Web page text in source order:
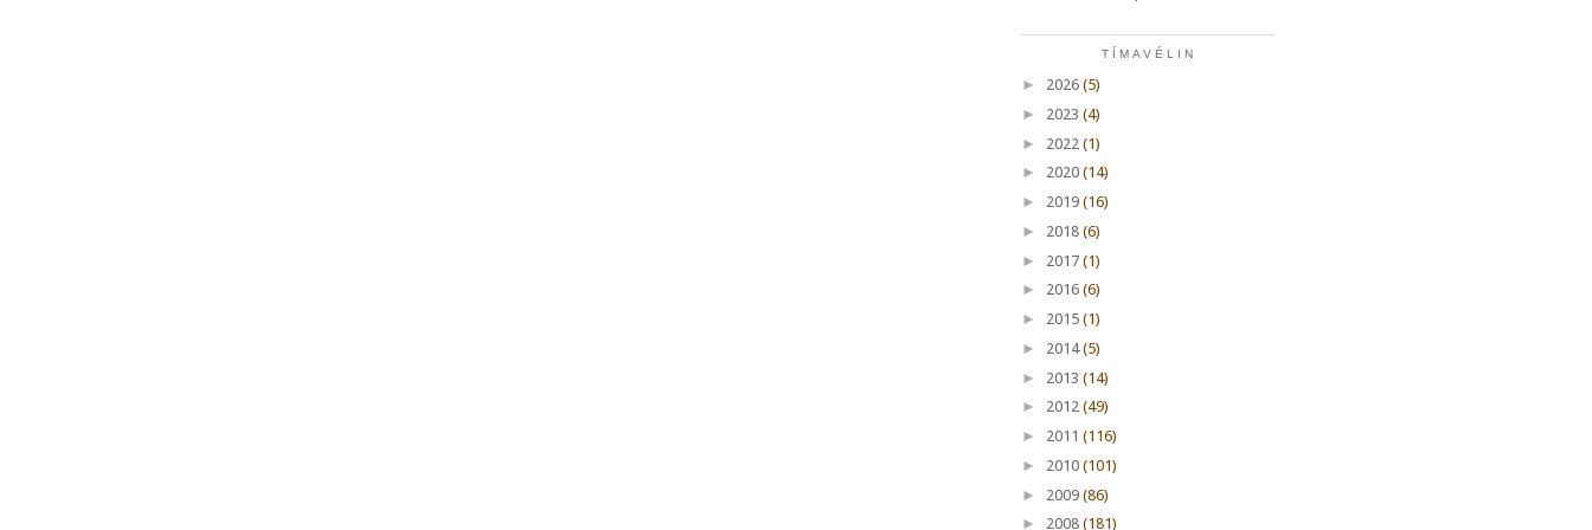
TÍMAVÉLIN
► 2026 (5)
► 2023 (4)
► 2022 (1)
► 2020 (14)
► 2019 (16)
► 2018 (6)
► 2017 (1)
► 2016 (6)
► 2015 (1)
► 2014 (5)
► 2013 (14)
► 2012 (49)
► 2011 (116)
► 2010 (101)
► 2009 (86)
► 2008 (181)